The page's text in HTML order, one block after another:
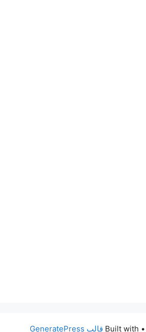
• Built with قالب GeneratePress